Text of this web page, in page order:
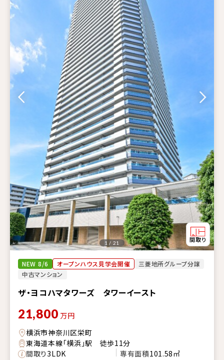
NEW 8/6 オープンハウス見学会開催
三菱地所グループ分譲
中古マンション
ザ・ヨコハマタワーズ タワーイースト
1 / 21
21,800 万円
横浜市神奈川区栄町
東海道本線「横浜」駅 徒歩11分
間取り3LDK 専有面積101.58㎡